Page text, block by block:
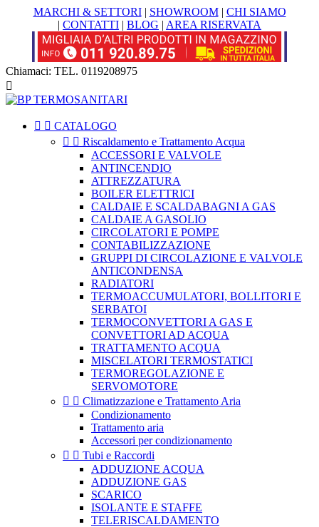
MARCHI & SETTORI| SHOWROOM| CHI SIAMO
| CONTATTI | BLOG | AREA RISERVATA
Chiamaci: TEL. 0119208975

  CATALOGO
  Riscaldamento e Trattamento Acqua
ACCESSORI E VALVOLE
ANTINCENDIO
ATTREZZATURA
BOILER ELETTRICI
CALDAIE E SCALDABAGNI A GAS
CALDAIE A GASOLIO
CIRCOLATORI E POMPE
CONTABILIZZAZIONE
GRUPPI DI CIRCOLAZIONE E VALVOLE
ANTICONDENSA
RADIATORI
TERMOACCUMULATORI, BOLLITORI E
SERBATOI
TERMOCONVETTORI A GAS E
CONVETTORI AD ACQUA
TRATTAMENTO ACQUA
MISCELATORI TERMOSTATICI
TERMOREGOLAZIONE E
SERVOMOTORE
  Climatizzazione e Trattamento Aria
Condizionamento
Trattamento aria
Accessori per condizionamento
  Tubi e Raccordi
ADDUZIONE ACQUA
ADDUZIONE GAS
SCARICO
ISOLANTE E STAFFE
TELERISCALDAMENTO